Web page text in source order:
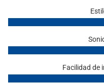
Facilidad de